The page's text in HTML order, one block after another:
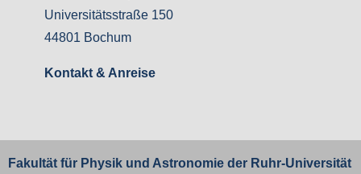
Universitätsstraße 150
44801 Bochum
Kontakt & Anreise
Fakultät für Physik und Astronomie der Ruhr-Universität